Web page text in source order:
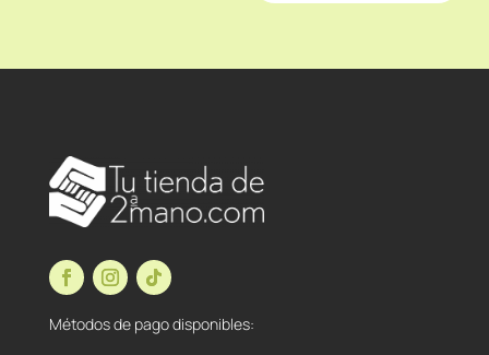
Métodos de pago disponibles: